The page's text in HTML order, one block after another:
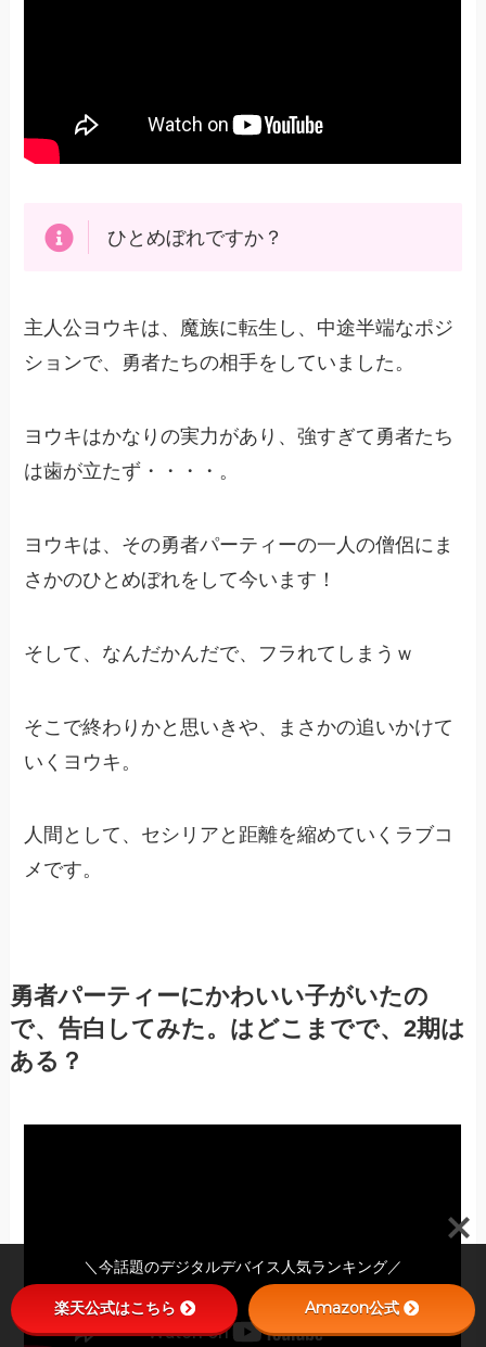
ひとめぼれですか？
主人公ヨウキは、魔族に転生し、中途半端なポジ
ションで、勇者たちの相手をしていました。
ヨウキはかなりの実力があり、強すぎて勇者たち
は歯が立たず・・・・。
ヨウキは、その勇者パーティーの一人の僧侶にま
さかのひとめぼれをして今います！
そして、なんだかんだで、フラれてしまうｗ
そこで終わりかと思いきや、まさかの追いかけて
いくヨウキ。
人間として、セシリアと距離を縮めていくラブコ
メです。
勇者パーティーにかわいい子がいたの
で、告白してみた。はどこまでで、2期は
ある？
＼今話題のデジタルデバイス人気ランキング／
楽天公式はこちら Amazon公式